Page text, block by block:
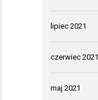
lipiec 2021
czerwiec 2021
maj 2021